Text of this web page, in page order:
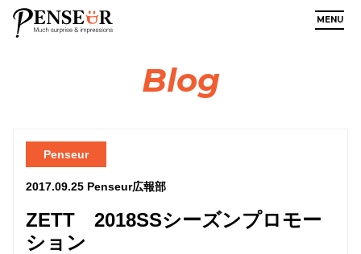
Blog
ZETT 2018SSシーズンプロモー
ション
Penseur
2017.09.25 Penseur広報部